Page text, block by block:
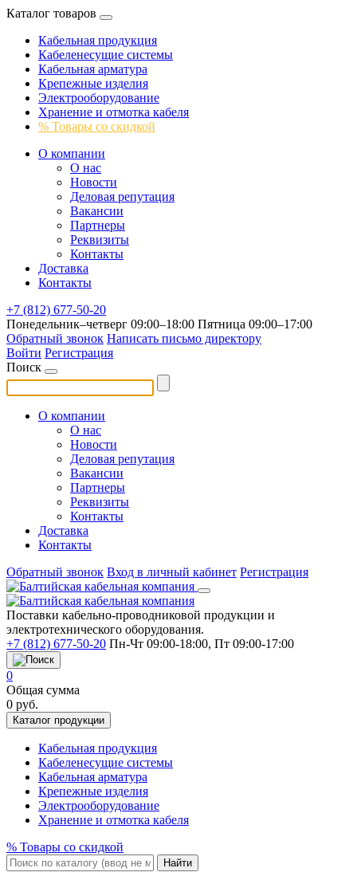
Каталог товаров
Кабельная продукция
Кабеленесущие системы
Кабельная арматура
Крепежные изделия
Электрооборудование
Хранение и отмотка кабеля
% Товары со скидкой
О компании
О нас
Новости
Деловая репутация
Вакансии
Партнеры
Реквизиты
Контакты
Доставка
Контакты
+7 (812) 677-50-20
Понедельник–четверг 09:00–18:00 Пятница 09:00–17:00
Обратный звонок Написать письмо директору
Войти Регистрация
Поиск
О компании
О нас
Новости
Деловая репутация
Вакансии
Партнеры
Реквизиты
Контакты
Доставка
Контакты
Обратный звонок Вход в личный кабинет Регистрация
Поставки кабельно-проводниковой продукции и
электротехнического оборудования.
+7 (812) 677-50-20 Пн-Чт 09:00-18:00, Пт 09:00-17:00
0
Общая сумма
0 руб.
Каталог продукции
Кабельная продукция
Кабеленесущие системы
Кабельная арматура
Крепежные изделия
Электрооборудование
Хранение и отмотка кабеля
% Товары со скидкой
Найти